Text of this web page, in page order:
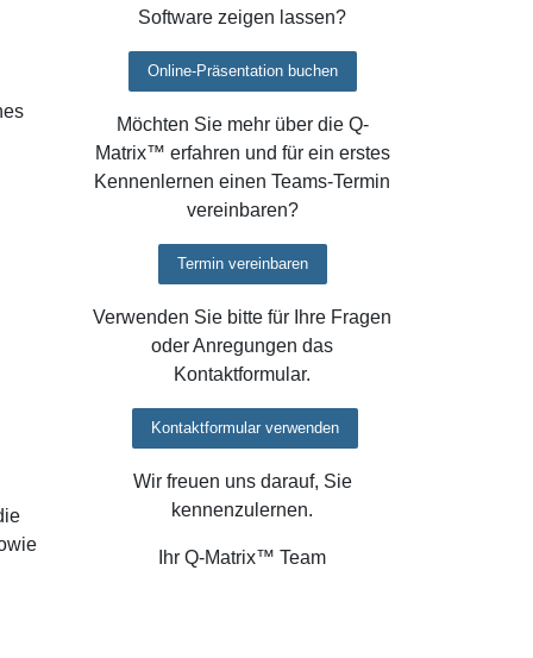
Software zeigen lassen?
Online-Präsentation buchen
Möchten Sie mehr über die Q-
Matrix™ erfahren und für ein erstes
Kennenlernen einen Teams-Termin
vereinbaren?
Termin vereinbaren
Verwenden Sie bitte für Ihre Fragen
oder Anregungen das
Kontaktformular.
Kontaktformular verwenden
Wir freuen uns darauf, Sie
kennenzulernen.
Ihr Q-Matrix™ Team